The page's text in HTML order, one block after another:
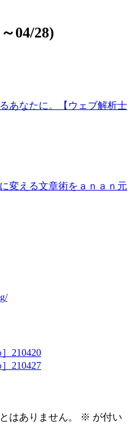
04/28)
あなたに。【ウェブ解析士
変える文章術をａｎａｎ元
210420
210427
はありません。 ※ が付い